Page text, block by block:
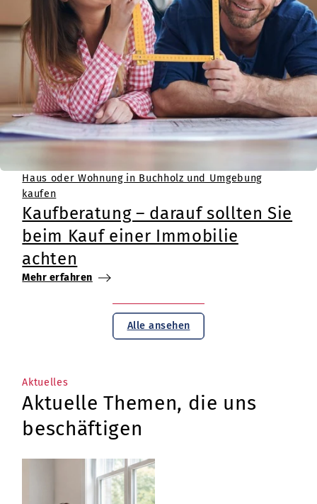
Haus oder Wohnung in Buchholz und Umgebung
kaufen
Kaufberatung – darauf sollten Sie
beim Kauf einer Immobilie
achten
Mehr erfahren
Alle ansehen
Aktuelles
Aktuelle Themen, die uns
beschäftigen